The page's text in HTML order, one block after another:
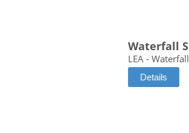
Waterfall
LEA - Waterfall
Details